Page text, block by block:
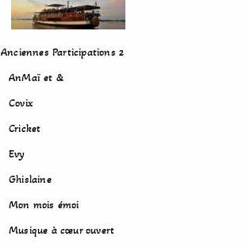
Anciennes Participations 2
AnMaï et &
Covix
Cricket
Evy
Ghislaine
Mon mois émoi
Musique à cœur ouvert